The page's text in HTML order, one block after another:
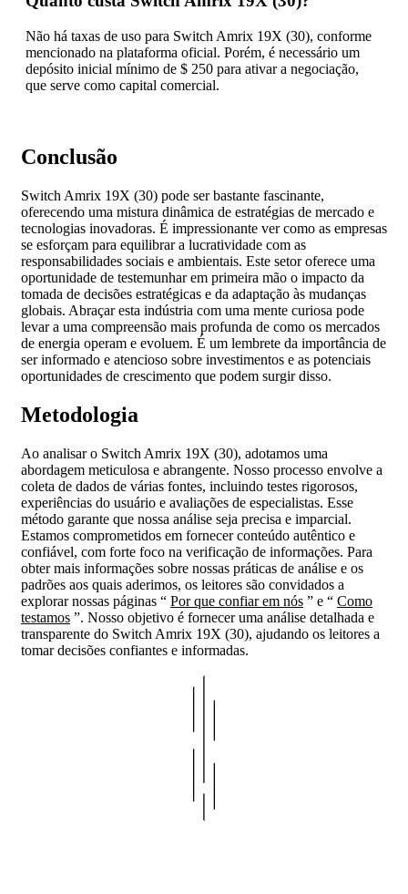
Não há taxas de uso para Switch Amrix 19X (30), conforme
mencionado na plataforma oficial. Porém, é necessário um
depósito inicial mínimo de $ 250 para ativar a negociação,
que serve como capital comercial.
Conclusão
Switch Amrix 19X (30) pode ser bastante fascinante,
oferecendo uma mistura dinâmica de estratégias de mercado e
tecnologias inovadoras. É impressionante ver como as empresas
se esforçam para equilibrar a lucratividade com as
responsabilidades sociais e ambientais. Este setor oferece uma
oportunidade de testemunhar em primeira mão o impacto da
tomada de decisões estratégicas e da adaptação às mudanças
globais. Abraçar esta indústria com uma mente curiosa pode
levar a uma compreensão mais profunda de como os mercados
de energia operam e evoluem. É um lembrete da importância de
ser informado e atencioso sobre investimentos e as potenciais
oportunidades de crescimento que podem surgir disso.
Metodologia
Ao analisar o Switch Amrix 19X (30), adotamos uma
abordagem meticulosa e abrangente. Nosso processo envolve a
coleta de dados de várias fontes, incluindo testes rigorosos,
experiências do usuário e avaliações de especialistas. Esse
método garante que nossa análise seja precisa e imparcial.
Estamos comprometidos em fornecer conteúdo autêntico e
confiável, com forte foco na verificação de informações. Para
obter mais informações sobre nossas práticas de análise e os
padrões aos quais aderimos, os leitores são convidados a
explorar nossas páginas “ Por que confiar em nós ” e “ Como
testamos ”. Nosso objetivo é fornecer uma análise detalhada e
transparente do Switch Amrix 19X (30), ajudando os leitores a
tomar decisões confiantes e informadas.